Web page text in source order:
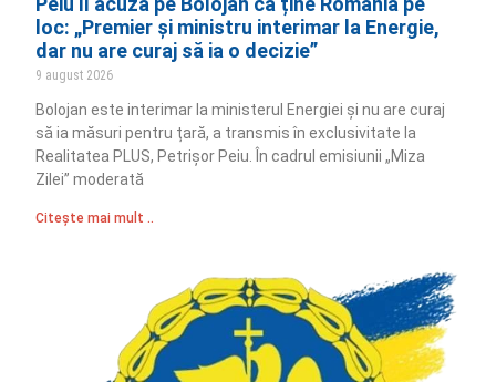
loc: „Premier și ministru interimar la Energie,
dar nu are curaj să ia o decizie”
9 august 2026
Bolojan este interimar la ministerul Energiei și nu are curaj
să ia măsuri pentru țară, a transmis în exclusivitate la
Realitatea PLUS, Petrișor Peiu. În cadrul emisiunii „Miza
Zilei” moderată
Citește mai mult ..